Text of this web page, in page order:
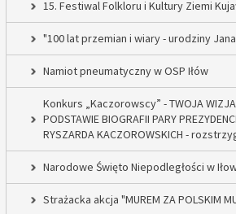
15. Festiwal Folkloru i Kultury Ziemi
"100 lat przemian i wiary - urodziny Jana
Namiot pneumatyczny w OSP Iłów
Konkurs „Kaczorowscy” - TWOJA WIZJA
PODSTAWIE BIOGRAFII PARY
RYSZARDA KACZOROWSKICH -
Narodowe Święto Niepodległości w
Strażacka akcja "MUREM ZA POLSKIM